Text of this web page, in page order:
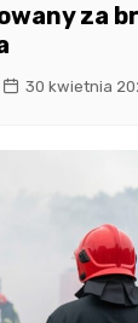
za
30 kwietnia